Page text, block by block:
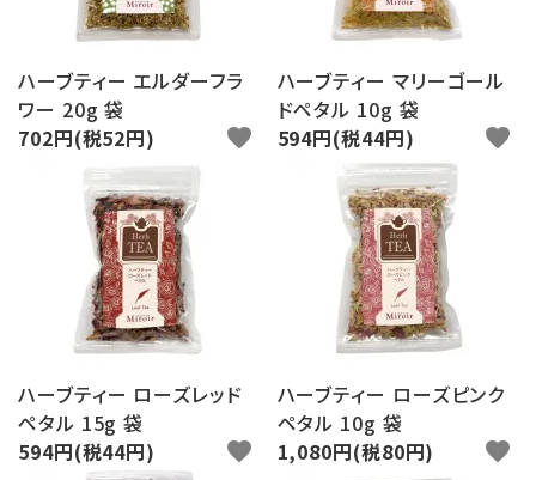
ハーブティー エルダーフラ
ワー 20g 袋
702円(税52円)
favorite
ハーブティー マリーゴール
ドペタル 10g 袋
594円(税44円)
favorite
ハーブティー ローズレッド
ペタル 15g 袋
594円(税44円)
favorite
ハーブティー ローズピンク
ペタル 10g 袋
1,080円(税80円)
favorite